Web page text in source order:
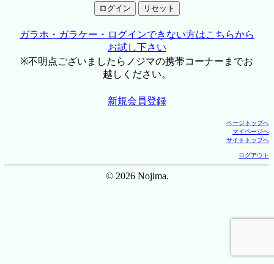
ガラホ・ガラケー・ログインできない方はこちらから
お試し下さい
※不明点ございましたらノジマの携帯コーナーまでお
越しください。
新規会員登録
ページトップへ
マイページへ
サイトトップへ
ログアウト
© 2026 Nojima.